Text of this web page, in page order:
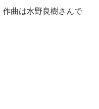
曲は水野良樹さんで